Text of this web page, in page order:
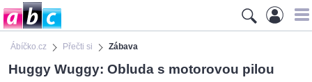
Ábíčko.cz Přečti si Zábava
Huggy Wuggy: Obluda s motorovou pilou